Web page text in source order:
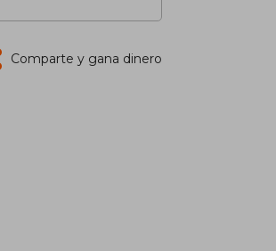
Comparte y gana dinero